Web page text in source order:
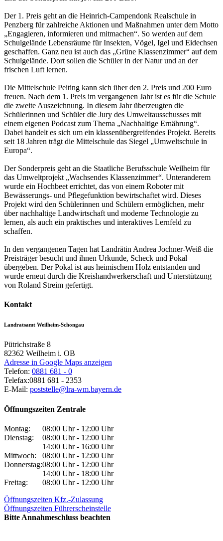
Der 1. Preis geht an die Heinrich-Campendonk Realschule in
Penzberg für zahlreiche Aktionen und Maßnahmen unter dem Motto
„Engagieren, informieren und mitmachen“. So werden auf dem
Schulgelände Lebensräume für Insekten, Vögel, Igel und Eidechsen
geschaffen. Ganz neu ist auch das „Grüne Klassenzimmer“ auf dem
Schulgelände. Dort sollen die Schüler in der Natur und an der
frischen Luft lernen.
Die Mittelschule Peiting kann sich über den 2. Preis und 200 Euro
freuen. Nach dem 1. Preis im vergangenen Jahr ist es für die Schule
die zweite Auszeichnung. In diesem Jahr überzeugten die
Schülerinnen und Schüler die Jury des Umweltausschusses mit
einem eigenen Podcast zum Thema „Nachhaltige Ernährung“.
Dabei handelt es sich um ein klassenübergreifendes Projekt. Bereits
seit 18 Jahren trägt die Mittelschule das Siegel „Umweltschule in
Europa“.
Der Sonderpreis geht an die Staatliche Berufsschule Weilheim für
das Umweltprojekt „Wachsendes Klassenzimmer“. Unteranderem
wurde ein Hochbeet errichtet, das von einem Roboter mit
Bewässerungs- und Pflegefunktion bewirtschaftet wird. Dieses
Projekt wird den Schülerinnen und Schülern ermöglichen, mehr
über nachhaltige Landwirtschaft und moderne Technologie zu
lernen, als auch ein praktisches und interaktives Lernfeld zu
schaffen.
In den vergangenen Tagen hat Landrätin Andrea Jochner-Weiß die
Preisträger besucht und ihnen Urkunde, Scheck und Pokal
übergeben. Der Pokal ist aus heimischem Holz entstanden und
wurde erneut durch die Kreishandwerkerschaft und Unterstützung
von Roland Streim gefertigt.
Kontakt
Landratsamt Weilheim-Schongau
Pütrichstraße 8
82362 Weilheim i. OB
Adresse in Google Maps anzeigen
Telefon: 0881 681 - 0
Telefax:0881 681 - 2353
E-Mail: poststelle@lra-wm.bayern.de
Öffnungszeiten Zentrale
Montag:
08:00 Uhr - 12:00 Uhr
Dienstag:
08:00 Uhr - 12:00 Uhr
14:00 Uhr - 16:00 Uhr
Mittwoch:
08:00 Uhr - 12:00 Uhr
Donnerstag:08:00 Uhr - 12:00 Uhr
14:00 Uhr - 18:00 Uhr
Freitag:
08:00 Uhr - 12:00 Uhr
Öffnungszeiten Kfz.-Zulassung
Öffnungszeiten Führerscheinstelle
Bitte Annahmeschluss beachten